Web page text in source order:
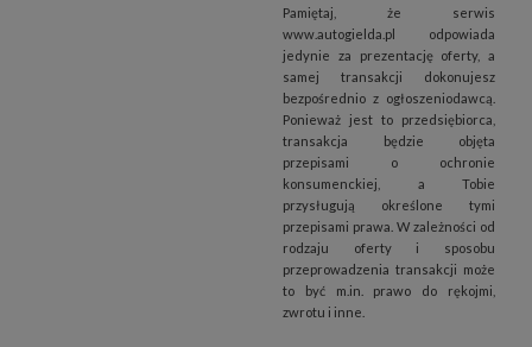
Pamiętaj, że serwis
www.autogielda.pl odpowiada
jedynie za prezentację oferty, a
samej transakcji dokonujesz
bezpośrednio z ogłoszeniodawcą.
Ponieważ jest to przedsiębiorca,
transakcja będzie objęta
przepisami o ochronie
konsumenckiej, a Tobie
przysługują określone tymi
przepisami prawa. W zależności od
rodzaju oferty i sposobu
przeprowadzenia transakcji może
to być m.in. prawo do rękojmi,
zwrotu i inne.